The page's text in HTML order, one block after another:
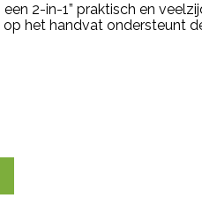
2-in-1” praktisch en
het handvat ondersteunt